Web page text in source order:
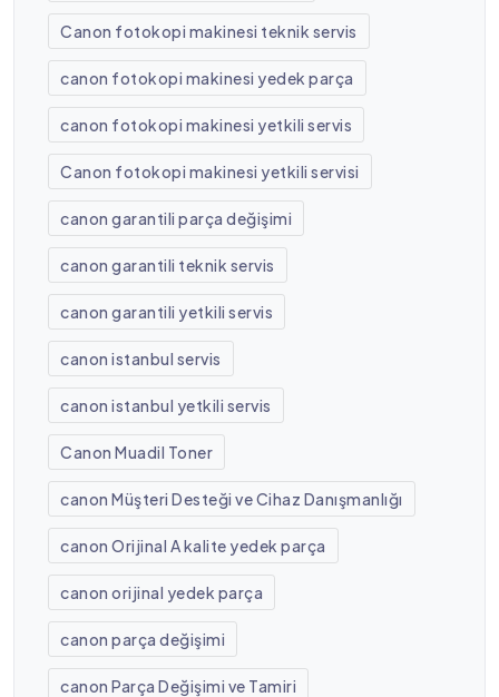
Canon fotokopi makinesi teknik servis
canon fotokopi makinesi yedek parça
canon fotokopi makinesi yetkili servis
Canon fotokopi makinesi yetkili servisi
canon garantili parça değişimi
canon garantili teknik servis
canon garantili yetkili servis
canon istanbul servis
canon istanbul yetkili servis
Canon Muadil Toner
canon Müşteri Desteği ve Cihaz Danışmanlığı
canon Orijinal A kalite yedek parça
canon orijinal yedek parça
canon parça değişimi
canon Parça Değişimi ve Tamiri